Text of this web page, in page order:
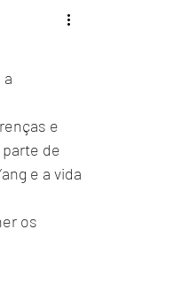
e
de
e a vida
os